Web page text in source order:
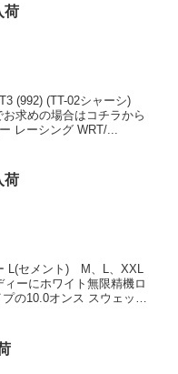
荷
(992) (TT-02シャーシ)
求めの場合はコチラから
レーシング WRT/...
荷
セメント) M、L、XXL
ーにホワイト無限精機ロ
の10.0オンス スウェット